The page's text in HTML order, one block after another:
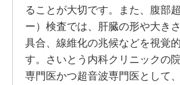
ることが大切です。また、腹部
ー）検査では、肝臓の形や大き
具合、線維化の兆候などを視覚
す。さいとう内科クリニックの
専門医かつ超音波専門医として